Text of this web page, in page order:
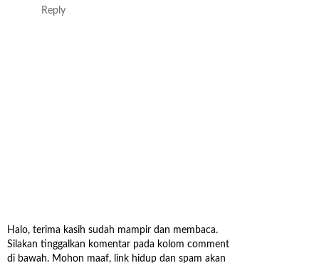
Reply
Halo, terima kasih sudah mampir dan membaca.
Silakan tinggalkan komentar pada kolom comment
di bawah. Mohon maaf, link hidup dan spam akan